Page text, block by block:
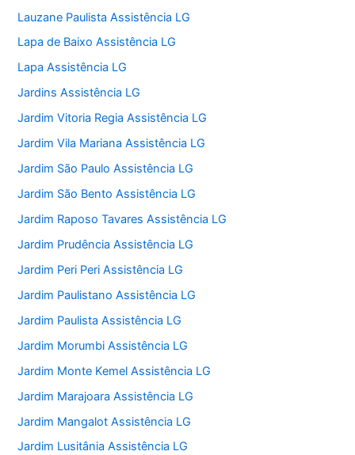
Lauzane Paulista Assistência LG
Lapa de Baixo Assistência LG
Lapa Assistência LG
Jardins Assistência LG
Jardim Vitoria Regia Assistência LG
Jardim Vila Mariana Assistência LG
Jardim São Paulo Assistência LG
Jardim São Bento Assistência LG
Jardim Raposo Tavares Assistência LG
Jardim Prudência Assistência LG
Jardim Peri Peri Assistência LG
Jardim Paulistano Assistência LG
Jardim Paulista Assistência LG
Jardim Morumbi Assistência LG
Jardim Monte Kemel Assistência LG
Jardim Marajoara Assistência LG
Jardim Mangalot Assistência LG
Jardim Lusitânia Assistência LG